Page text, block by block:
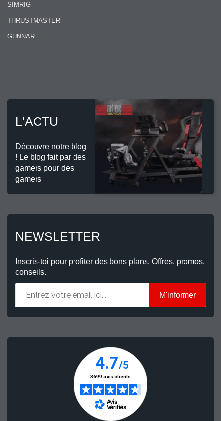
SIMRIG
THRUSTMASTER
GUNNAR
L'ACTU
Découvre notre blog
! Le blog fait par des
gamers pour des
gamers
NEWSLETTER
Inscris-toi pour profiter des bons plans. Offres, promos,
conseils.
M'informer